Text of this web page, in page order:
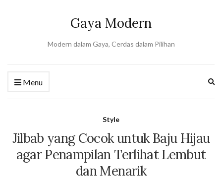
Gaya Modern
Modern dalam Gaya, Cerdas dalam Pilihan
Menu
Style
Jilbab yang Cocok untuk Baju Hijau
agar Penampilan Terlihat Lembut
dan Menarik